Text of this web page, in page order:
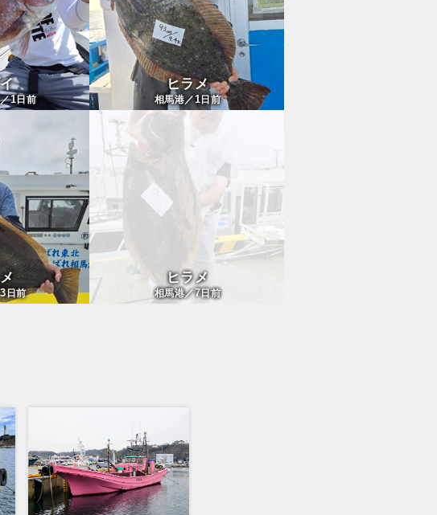
1日前
ヒラメ
相馬港／1日前
3日前
ヒラメ
相馬港／7日前